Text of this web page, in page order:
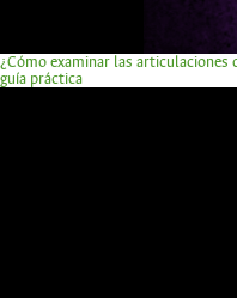
¿Cómo examinar las
guía práctica